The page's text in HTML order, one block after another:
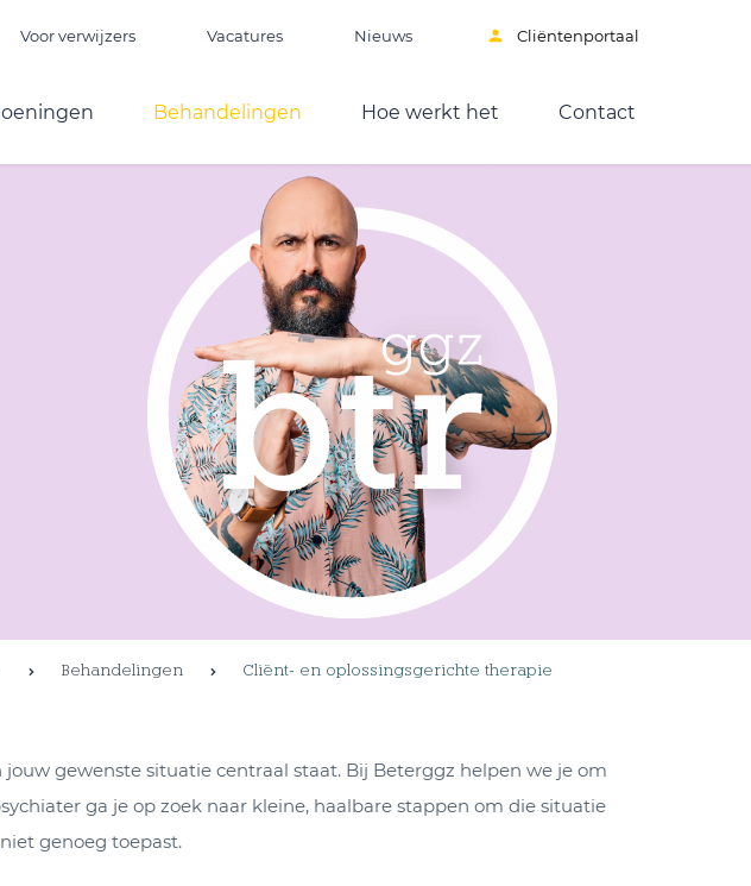
Voor verwijzers Vacatures Nieuws Cliëntenportaal
Behandelingen Hoe werkt het Contact
Behandelingen Cliënt- en oplossingsgerichte therapie
gewenste situatie centraal staat. Bij Beterggz helpen we je om
ga je op zoek naar kleine, haalbare stappen om die situatie
genoeg toepast.